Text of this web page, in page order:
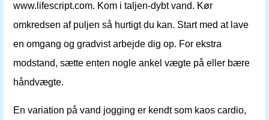
www.lifescript.com. Kom i taljen-dybt vand. Kør
omkredsen af ​​puljen så hurtigt du kan. Start med at lave
en omgang og gradvist arbejde dig op. For ekstra
modstand, sætte enten nogle ankel vægte på eller bære
håndvægte.
En variation på vand jogging er kendt som kaos cardio,